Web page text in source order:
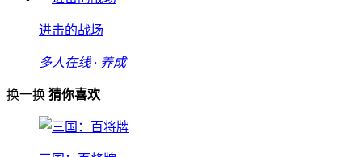
进击的战场
多人在线 · 养成
换一换 猜你喜欢